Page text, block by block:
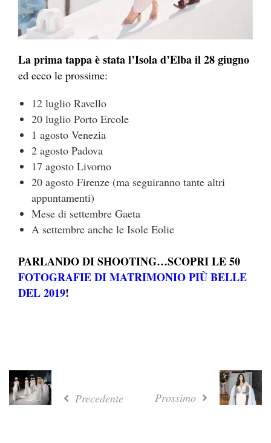
La prima tappa è stata l’Isola d’Elba il 28 giugno
ed ecco le prossime:
12 luglio Ravello
20 luglio Porto Ercole
1 agosto Venezia
2 agosto Padova
17 agosto Livorno
20 agosto Firenze (ma seguiranno tante altri
appuntamenti)
Mese di settembre Gaeta
A settembre anche le Isole Eolie
PARLANDO DI SHOOTING…SCOPRI LE 50
FOTOGRAFIE DI MATRIMONIO PIÙ BELLE
DEL 2019!
Precedente Prossimo